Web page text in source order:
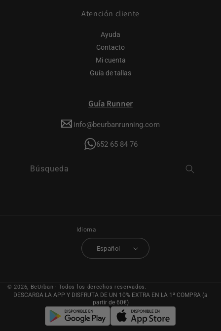
Atención cliente
Ayuda
Contacto
Mi cuenta
Guía de tallas
Guía Runner
info@beurbanrunning.com
652 65 84 76
Búsqueda
Idioma
Español
© 2026, BeUrban - Todos los derechos reservados.
DESCARGA LA APP Y DISFRUTA DE UN 10% EXTRA EN LA 1ª COMPRA (a
partir de 60€)